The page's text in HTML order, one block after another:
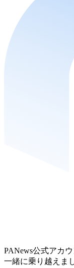
PANews公式アカ
一緒に乗り越えま